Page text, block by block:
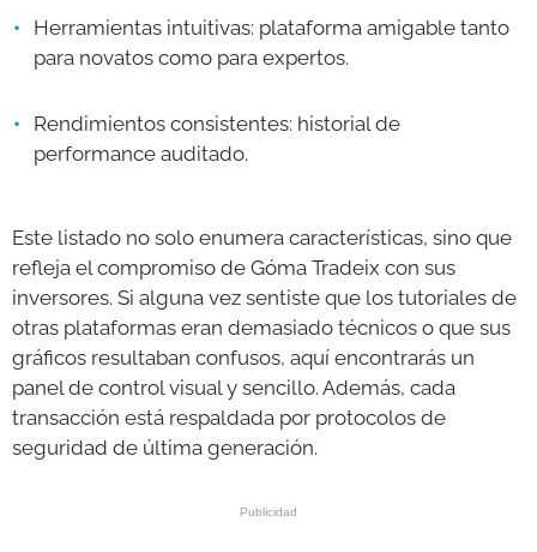
Herramientas intuitivas: plataforma amigable tanto
para novatos como para expertos.
Rendimientos consistentes: historial de
performance auditado.
Este listado no solo enumera características, sino que
refleja el compromiso de Góma Tradeix con sus
inversores. Si alguna vez sentiste que los tutoriales de
otras plataformas eran demasiado técnicos o que sus
gráficos resultaban confusos, aquí encontrarás un
panel de control visual y sencillo. Además, cada
transacción está respaldada por protocolos de
seguridad de última generación.